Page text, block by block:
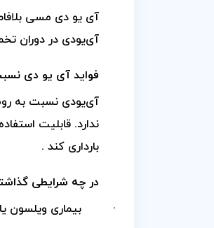
آی یو دی مسی
آی‌یو‌دی در دوران
فواید آی یو دی
آی‌یو‌دی نسبت به
ندارد. قابلیت
بارداری کند .
در چه شرایطی
·
بیماری ویلسون